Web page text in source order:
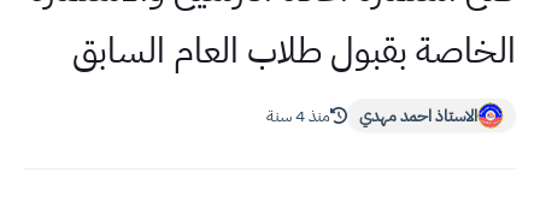
الخاصة بقبول طلاب العام السابق
الاستاذ احمد مهدي منذ 4 سنة